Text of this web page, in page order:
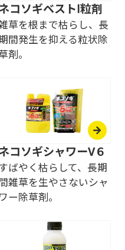
コソギベストⅠ粒剤
草を根まで枯らし、長
間発生を抑える粒状除
剤。
コソギシャワーV６
ばやく枯らして、長期
雑草を生やさないシャ
ワー除草剤。